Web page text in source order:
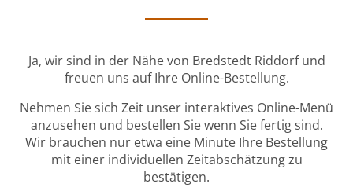
Ja, wir sind in der Nähe von Bredstedt Riddorf und
freuen uns auf Ihre Online-Bestellung.
Nehmen Sie sich Zeit unser interaktives Online-Menü
anzusehen und bestellen Sie wenn Sie fertig sind.
Wir brauchen nur etwa eine Minute Ihre Bestellung
mit einer individuellen Zeitabschätzung zu
bestätigen.